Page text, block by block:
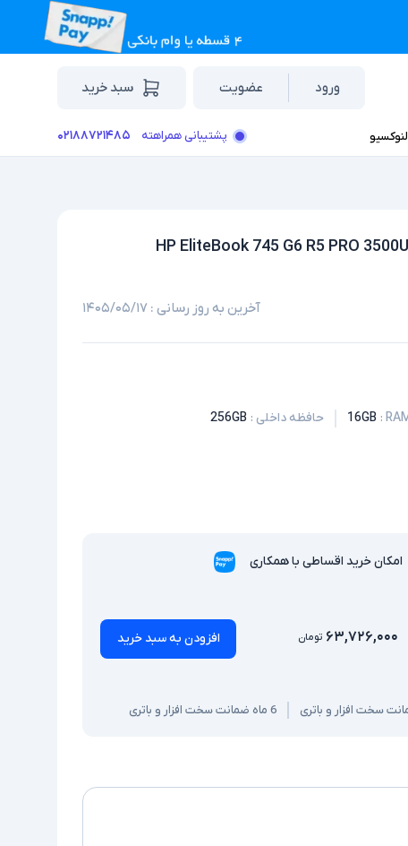
ورود عضویت سبد خرید
پشتیبانی همراهته ۰۲۱۸۸۷۲۱۴۸۵
آخرین به روز رسانی : ۱۴۰۵/۰۵/۱۷
:
16GB حافظه داخلی :
256GB
امکان خرید اقساطی با همکاری
۶۳,۷۲۶,۰۰۰ تومان افزودن به سبد خرید
6 ماه ضمانت سخت افزار و باتری